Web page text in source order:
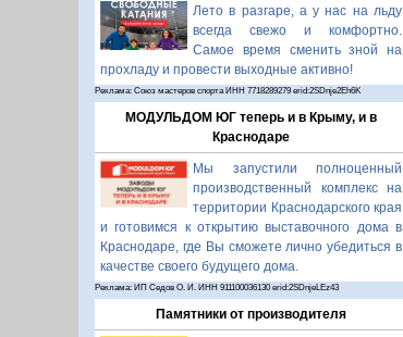
Лето в разгаре, а у нас на льду
всегда свежо и комфортно.
Самое время сменить зной на
прохладу и провести выходные активно!
Реклама: Союз мастеров спорта ИНН 7718289279 erid:2SDnje2Eh6K
МОДУЛЬДОМ ЮГ теперь и в Крыму, и в
Краснодаре
Мы запустили полноценный
производственный комплекс на
территории Краснодарского края
и готовимся к открытию выставочного дома в
Краснодаре, где Вы сможете лично убедиться в
качестве своего будущего дома.
Реклама: ИП Седов О. И. ИНН 911100036130 erid:2SDnjeLEz43
Памятники от производителя